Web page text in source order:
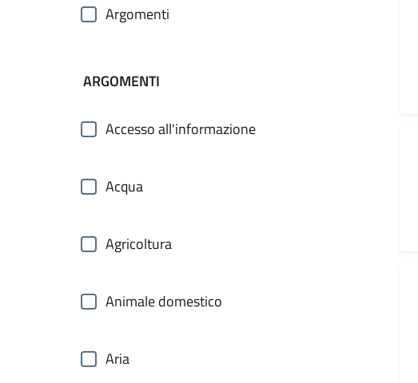
Argomenti
ARGOMENTI
Accesso all'informazione
Acqua
Agricoltura
Animale domestico
Aria